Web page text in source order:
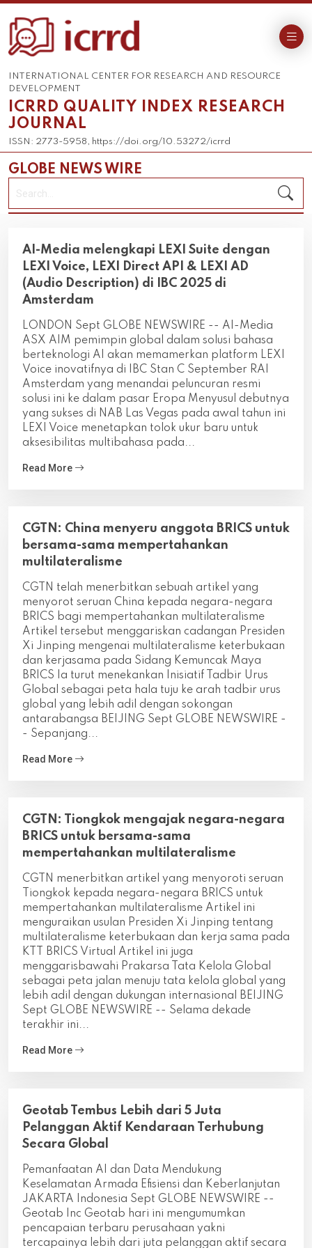
INTERNATIONAL CENTER FOR RESEARCH AND RESOURCE
DEVELOPMENT
ICRRD QUALITY INDEX RESEARCH
JOURNAL
ISSN: 2773-5958, https://doi.org/10.53272/icrrd
GLOBE NEWS WIRE
AI-Media melengkapi LEXI Suite dengan
LEXI Voice, LEXI Direct API & LEXI AD
(Audio Description) di IBC 2025 di
Amsterdam
LONDON Sept GLOBE NEWSWIRE -- AI-Media
ASX AIM pemimpin global dalam solusi bahasa
berteknologi AI akan memamerkan platform LEXI
Voice inovatifnya di IBC Stan C September RAI
Amsterdam yang menandai peluncuran resmi
solusi ini ke dalam pasar Eropa Menyusul debutnya
yang sukses di NAB Las Vegas pada awal tahun ini
LEXI Voice menetapkan tolok ukur baru untuk
aksesibilitas multibahasa pada...
Read More
CGTN: China menyeru anggota BRICS untuk
bersama-sama mempertahankan
multilateralisme
CGTN telah menerbitkan sebuah artikel yang
menyorot seruan China kepada negara-negara
BRICS bagi mempertahankan multilateralisme
Artikel tersebut menggariskan cadangan Presiden
Xi Jinping mengenai multilateralisme keterbukaan
dan kerjasama pada Sidang Kemuncak Maya
BRICS Ia turut menekankan Inisiatif Tadbir Urus
Global sebagai peta hala tuju ke arah tadbir urus
global yang lebih adil dengan sokongan
antarabangsa BEIJING Sept GLOBE NEWSWIRE -
- Sepanjang...
Read More
CGTN: Tiongkok mengajak negara-negara
BRICS untuk bersama-sama
mempertahankan multilateralisme
CGTN menerbitkan artikel yang menyoroti seruan
Tiongkok kepada negara-negara BRICS untuk
mempertahankan multilateralisme Artikel ini
menguraikan usulan Presiden Xi Jinping tentang
multilateralisme keterbukaan dan kerja sama pada
KTT BRICS Virtual Artikel ini juga
menggarisbawahi Prakarsa Tata Kelola Global
sebagai peta jalan menuju tata kelola global yang
lebih adil dengan dukungan internasional BEIJING
Sept GLOBE NEWSWIRE -- Selama dekade
terakhir ini...
Read More
Geotab Tembus Lebih dari 5 Juta
Pelanggan Aktif Kendaraan Terhubung
Secara Global
Pemanfaatan AI dan Data Mendukung
Keselamatan Armada Efisiensi dan Keberlanjutan
JAKARTA Indonesia Sept GLOBE NEWSWIRE --
Geotab Inc Geotab hari ini mengumumkan
pencapaian terbaru perusahaan yakni
tercapainya lebih dari juta pelanggan aktif secara